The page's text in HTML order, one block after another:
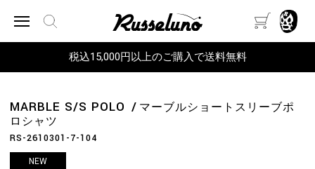
税込15,000円以上のご購入で送料無料
MARBLE S/S POLO
マーブルショートスリーブポ
ロシャツ
RS-2610301-7-104
NEW